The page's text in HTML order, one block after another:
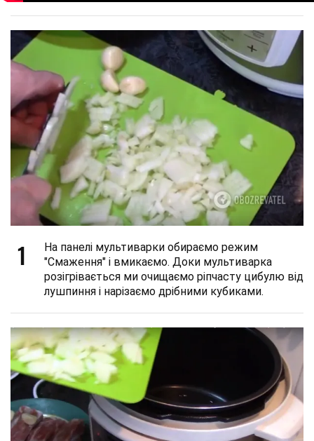
1
На панелі мультиварки обираємо режим
"Смаження" і вмикаємо. Доки мультиварка
розігрівається ми очищаємо ріпчасту цибулю від
лушпиння і нарізаємо дрібними кубиками.